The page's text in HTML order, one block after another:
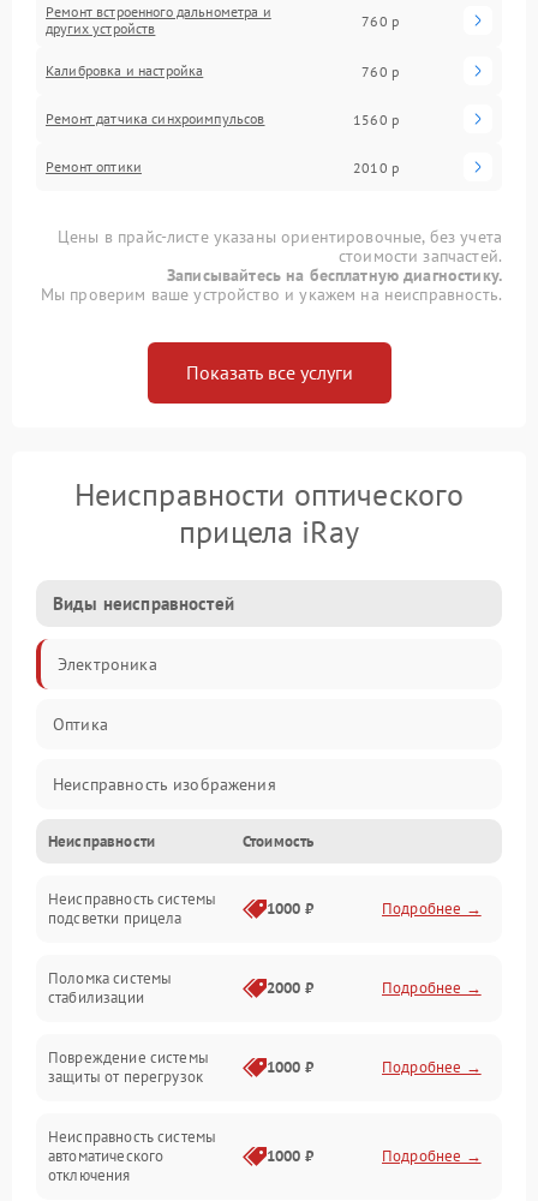
Ремонт встроенного дальнометра и
других устройств
760 р
Калибровка и настройка 760 р
Ремонт датчика синхроимпульсов 1560 р
Ремонт оптики 2010 р
Цены в прайс-листе указаны ориентировочные, без учета
стоимости запчастей.
Записывайтесь на бесплатную диагностику.
Мы проверим ваше устройство и укажем на неисправность.
Показать все услуги
Неисправности оптического
прицела iRay
Виды неисправностей
Электроника
Оптика
Неисправность изображения
Механические повреждения
Неисправность фокусировки и оптики
Электропитание
Механика
Неисправности Стоимость
Неисправность системы
подсветки прицела
1000 ₽ Подробнее →
Поломка системы
стабилизации
2000 ₽ Подробнее →
Повреждение системы
защиты от перегрузок
1000 ₽ Подробнее →
Неисправность системы
автоматического
отключения
1000 ₽ Подробнее →